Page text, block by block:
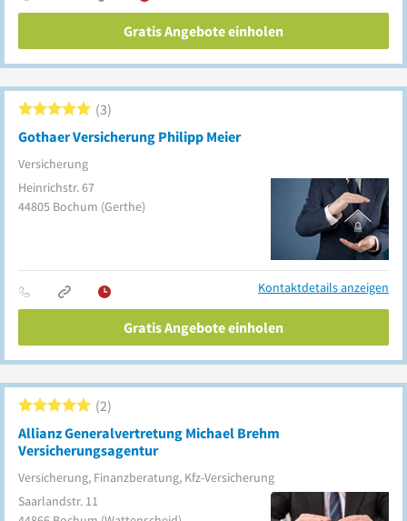
Gratis Angebote einholen
Gothaer Versicherung Philipp Meier
Versicherung
3
Heinrichstr. 67
44805 Bochum (Gerthe)
Kontaktdetails anzeigen
Gratis Angebote einholen
Allianz Generalvertretung Michael Brehm
Versicherungsagentur
Versicherung, Finanzberatung, Kfz-Versicherung
2
Saarlandstr. 11